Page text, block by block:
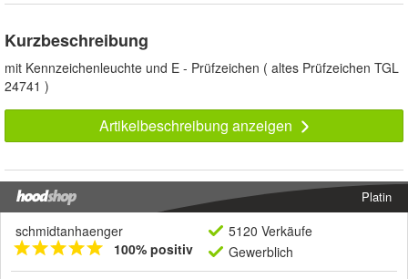
Kurzbeschreibung
mit Kennzeichenleuchte und E - Prüfzeichen ( altes Prüfzeichen TGL
24741 )
Artikelbeschreibung anzeigen
Platin
schmidtanhaenger
100% positiv
5120 Verkäufe
Gewerblich